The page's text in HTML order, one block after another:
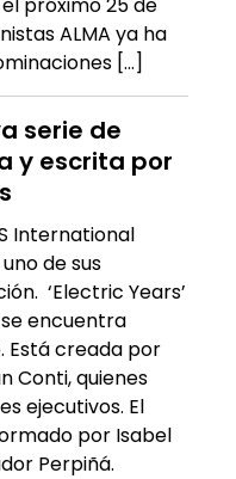
ALMA ya ha
[…]
serie de
y escrita por
International
de sus
‘Electric Years’
encuentra
Está creada por
Conti, quienes
ejecutivos. El
por Isabel
Perpiñá.